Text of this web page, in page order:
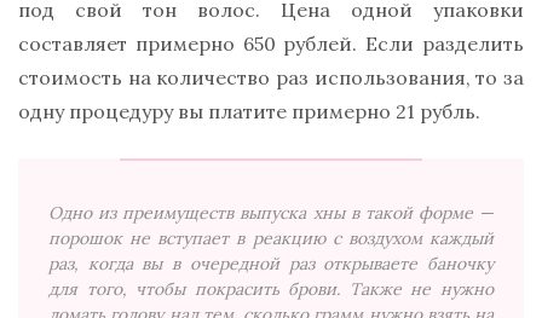
под свой тон волос. Цена одной упаковки
составляет примерно 650 рублей. Если разделить
стоимость на количество раз использования, то за
одну процедуру вы платите примерно 21 рубль.
Одно из преимуществ выпуска хны в такой форме —
порошок не вступает в реакцию с воздухом каждый
раз, когда вы в очередной раз открываете баночку
для того, чтобы покрасить брови. Также не нужно